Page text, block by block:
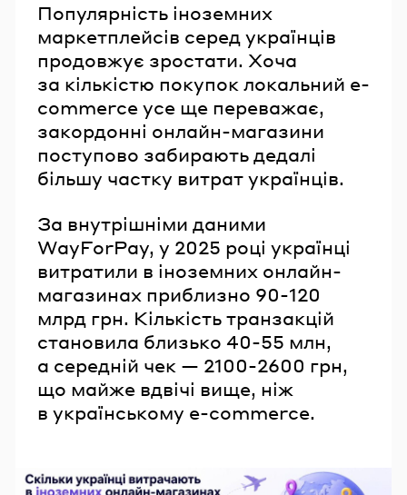
Популярність іноземних
маркетплейсів серед українців
продовжує зростати. Хоча
за кількістю покупок локальний e-
commerce усе ще переважає,
закордонні онлайн-магазини
поступово забирають дедалі
більшу частку витрат українців.
За внутрішніми даними
WayForPay, у 2025 році українці
витратили в іноземних онлайн-
магазинах приблизно 90-120
млрд грн. Кількість транзакцій
становила близько 40-55 млн,
а середній чек — 2100-2600 грн,
що майже вдвічі вище, ніж
в українському e-commerce.